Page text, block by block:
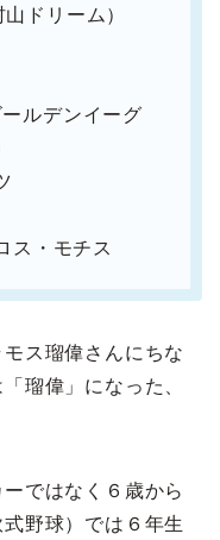
ドリーム）
ルデンイーグ
ス・モチス
モス瑠偉さんにちな
瑠偉」になった、
ではなく６歳から
野球）では６年生